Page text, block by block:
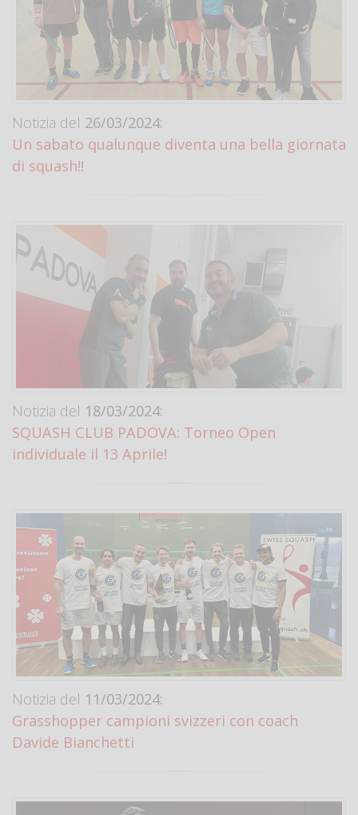
Notizia del 26/03/2024:
Un sabato qualunque diventa una bella giornata
di squash!!
Notizia del 18/03/2024:
SQUASH CLUB PADOVA: Torneo Open
individuale il 13 Aprile!
Notizia del 11/03/2024:
Grasshopper campioni svizzeri con coach
Davide Bianchetti